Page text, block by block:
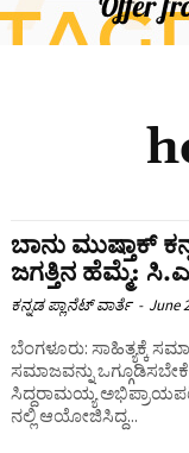
ಬಾನು ಮುಷ್ತಾಕ್
ಜಗತ್ತಿನ ಹೆಮ್ಮೆ:
ಕನ್ನಡ ಪ್ಲಾನೆಟ್ ವಾರ್ತೆ - June
ಬೆಂಗಳೂರು: ಸಾಹಿತ್ಯಕ್ಕೆ
ಸಮಾಜವನ್ನು
ಸಿದ್ದರಾಮಯ್ಯ
ನಲ್ಲಿ ಆಯೋಜಿಸಿದ್ದ...